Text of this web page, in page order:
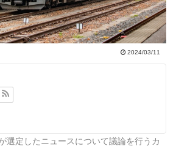
2024/03/11
選定したニュースについて議論を行うカ